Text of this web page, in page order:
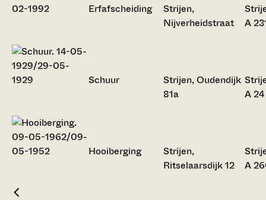
Erfafscheiding
Strijen,
Nijverheidstraat
A
Schuur
Strijen, Oudendijk
81a
A 24
Hooiberging
Strijen,
Ritselaarsdijk 12
A